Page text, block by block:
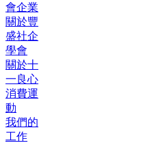
會企業
關於豐
盛社企
學會
關於十
一良心
消費運
動
我們的
工作